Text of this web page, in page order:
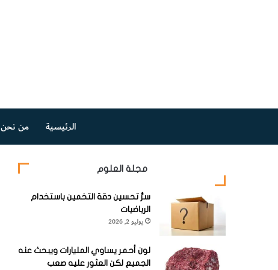
الرئيسية من نحن
مجلة العلوم
سرُّ تحسين دقة التخمين باستخدام
الرياضيات
يوليو 2, 2026
لون أحمر يساوي المليارات ويبحث عنه
الجميع لكن العثور عليه صعب